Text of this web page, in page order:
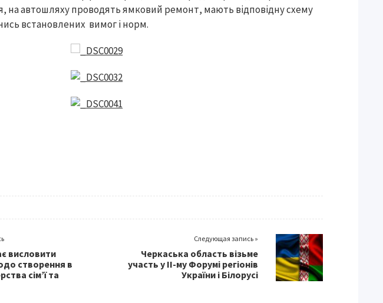
на автошляху проводять ямковий ремонт, мають відповідну схему
встановлених вимог і норм.
висловити
створення в
сім’ї та
Следующая запись »
Черкаська область візьме
участь у ІІ-му Форумі регіонів
України і Білорусі